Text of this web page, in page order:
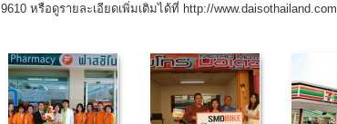
9610 หรือดูรายละเอียดเพิ่มเติมได้ที่ http://www.daisothailand.com